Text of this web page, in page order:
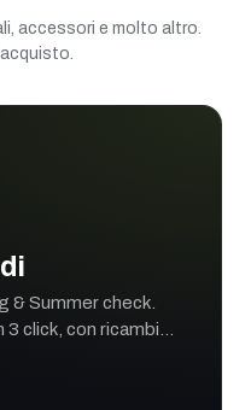
accessori e molto altro.
& Summer check.
click, con ricambi